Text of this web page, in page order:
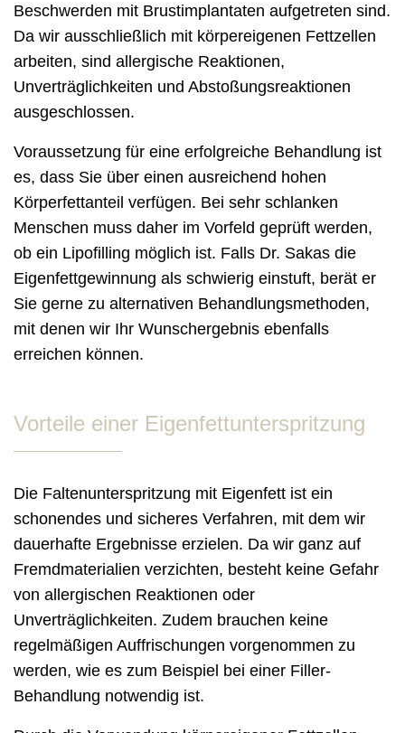
Beschwerden mit Brustimplantaten aufgetreten sind.
Da wir ausschließlich mit körpereigenen Fettzellen
arbeiten, sind allergische Reaktionen,
Unverträglichkeiten und Abstoßungsreaktionen
ausgeschlossen.
Voraussetzung für eine erfolgreiche Behandlung ist
es, dass Sie über einen ausreichend hohen
Körperfettanteil verfügen. Bei sehr schlanken
Menschen muss daher im Vorfeld geprüft werden,
ob ein Lipofilling möglich ist. Falls Dr. Sakas die
Eigenfettgewinnung als schwierig einstuft, berät er
Sie gerne zu alternativen Behandlungsmethoden,
mit denen wir Ihr Wunschergebnis ebenfalls
erreichen können.
Vorteile einer Eigenfettunterspritzung
Die Faltenunterspritzung mit Eigenfett ist ein
schonendes und sicheres Verfahren, mit dem wir
dauerhafte Ergebnisse erzielen. Da wir ganz auf
Fremdmaterialien verzichten, besteht keine Gefahr
von allergischen Reaktionen oder
Unverträglichkeiten. Zudem brauchen keine
regelmäßigen Auffrischungen vorgenommen zu
werden, wie es zum Beispiel bei einer Filler-
Behandlung notwendig ist.